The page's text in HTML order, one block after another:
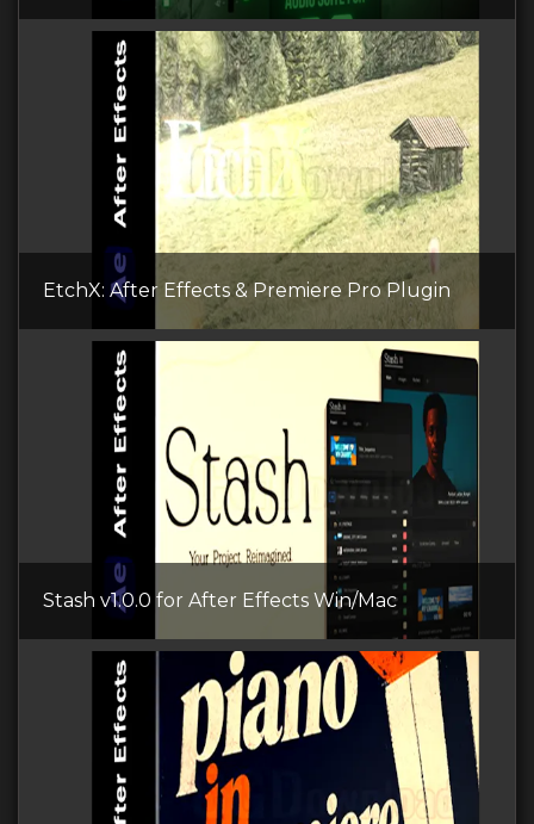
EtchX: After Effects & Premiere Pro Plugin
Stash v1.0.0 for After Effects Win/Mac